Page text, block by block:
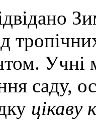
Учні
саду,
цікаву